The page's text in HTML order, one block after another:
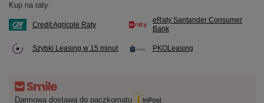
Kup na raty:
Credit Agricole Raty
eRaty Santander Consumer
Bank
Szybki Leasing w 15 minut PKOLeasing
Darmowa dostawa do paczkomatu